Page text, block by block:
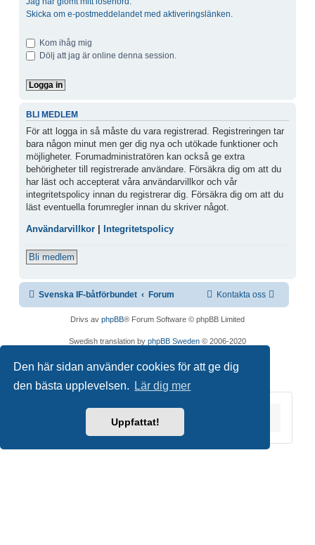
Den här sidan använder cookies för att ge dig
den bästa upplevelsen.
Lär dig mer
Uppfattat!
Skicka om e-postmeddelandet med aktiveringslänken.
Kom ihåg mig
Dölj att jag är online denna session.
BLI MEDLEM
För att logga in så måste du vara registrerad. Registreringen tar
bara någon minut men ger dig nya och utökade funktioner och
möjligheter. Forumadministratören kan också ge extra
behörigheter till registrerade användare. Försäkra dig om att du
har läst och accepterat våra användarvillkor och vår
integritetspolicy innan du registrerar dig. Försäkra dig om att du
läst eventuella forumregler innan du skriver något.
Användarvillkor Integritetspolicy
Bli medlem
Svenska IF-båtförbundet Forum Kontakta oss
Drivs av phpBB® Forum Software © phpBB Limited
Swedish translation by phpBB Sweden © 2006-2020
Integritetspolicy | Användarvillkor
Hem Forum